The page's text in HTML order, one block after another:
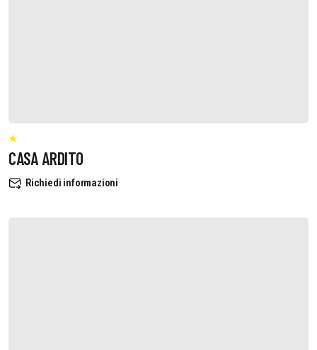
CASA ARDITO
Richiedi informazioni